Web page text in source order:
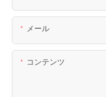
メール
コンテンツ